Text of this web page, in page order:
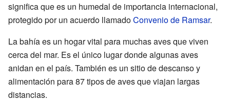
significa que es un humedal de importancia internacional,
protegido por un acuerdo llamadoConvenio de Ramsar.
La bahía es un hogar vital para muchas aves que viven
cerca del mar. Es el único lugar donde algunas aves
anidan en el país. También es un sitio de descanso y
alimentación para 87 tipos de aves que viajan largas
distancias.